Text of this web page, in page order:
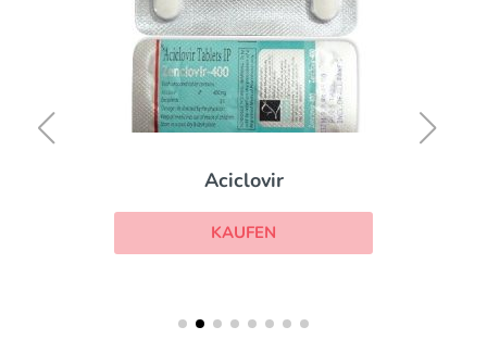
Aciclovir
KAUFEN